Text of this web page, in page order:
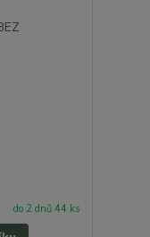
do 2 dnů 44 ks